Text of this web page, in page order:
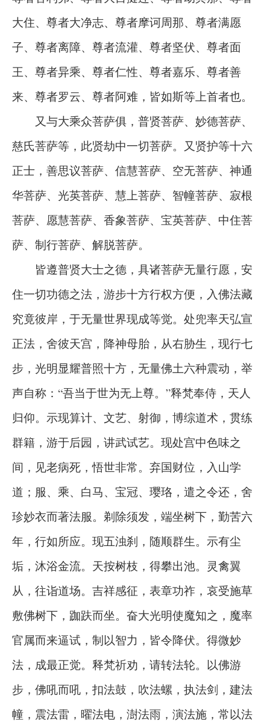
大住、尊者大净志、尊者摩诃周那、尊者满愿
子、尊者离障、尊者流灌、尊者坚伏、尊者面
王、尊者异乘、尊者仁性、尊者嘉乐、尊者善
来、尊者罗云、尊者阿难，皆如斯等上首者也。
又与大乘众菩萨俱，普贤菩萨、妙德菩萨、
慈氏菩萨等，此贤劫中一切菩萨。又贤护等十六
正士，善思议菩萨、信慧菩萨、空无菩萨、神通
华菩萨、光英菩萨、慧上菩萨、智幢菩萨、寂根
菩萨、愿慧菩萨、香象菩萨、宝英菩萨、中住菩
萨、制行菩萨、解脱菩萨。
皆遵普贤大士之德，具诸菩萨无量行愿，安
住一切功德之法，游步十方行权方便，入佛法藏
究竟彼岸，于无量世界现成等觉。处兜率天弘宣
正法，舍彼天宫，降神母胎，从右胁生，现行七
步，光明显耀普照十方，无量佛土六种震动，举
声自称：“吾当于世为无上尊。”释梵奉侍，天人
归仰。示现算计、文艺、射御，博综道术，贯练
群籍，游于后园，讲武试艺。现处宫中色味之
间，见老病死，悟世非常。弃国财位，入山学
道；服、乘、白马、宝冠、璎珞，遣之令还，舍
珍妙衣而著法服。剃除须发，端坐树下，勤苦六
年，行如所应。现五浊刹，随顺群生。示有尘
垢，沐浴金流。天按树枝，得攀出池。灵禽翼
从，往诣道场。吉祥感征，表章功祚，哀受施草
敷佛树下，跏趺而坐。奋大光明使魔知之，魔率
官属而来逼试，制以智力，皆令降伏。得微妙
法，成最正觉。释梵祈劝，请转法轮。以佛游
步，佛吼而吼，扣法鼓，吹法螺，执法剑，建法
幢，震法雷，曜法电，澍法雨，演法施，常以法